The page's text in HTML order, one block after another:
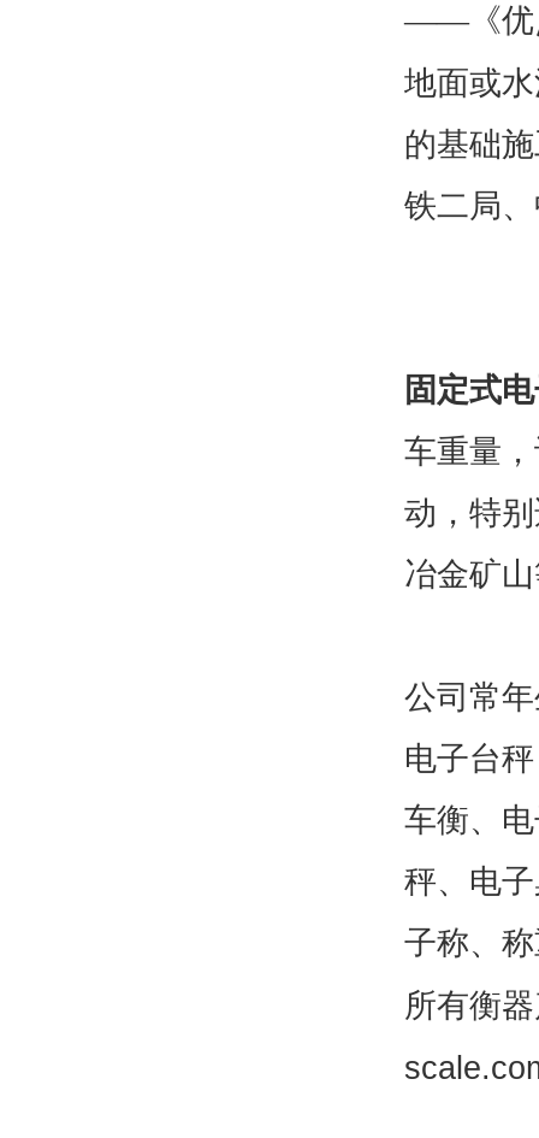
——《优
地面或
的基础
铁二局
固定式
车重量
动，特
冶金矿
公司常
电子台
车衡、
秤、电
子称、
所有衡